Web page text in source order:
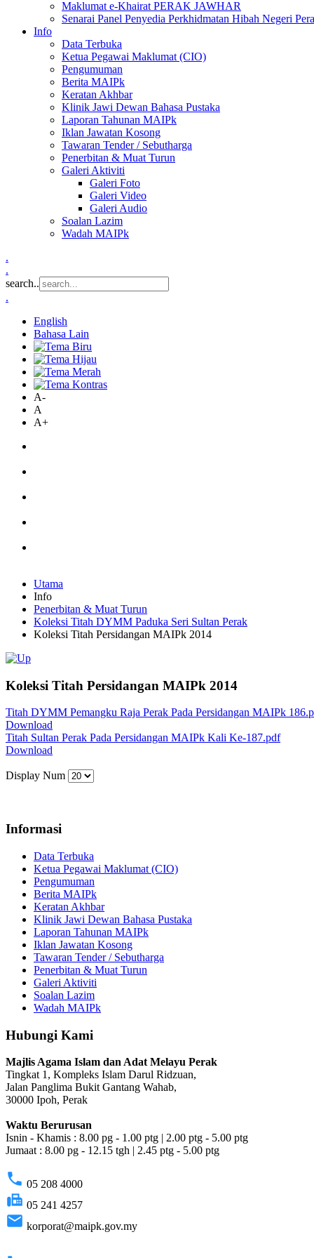
Maklumat e-Khairat PERAK JAWHAR
Senarai Panel Penyedia Perkhidmatan Hibah Negeri
Info
Data Terbuka
Ketua Pegawai Maklumat (CIO)
Pengumuman
Berita MAIPk
Keratan Akhbar
Klinik Jawi Dewan Bahasa Pustaka
Laporan Tahunan MAIPk
Iklan Jawatan Kosong
Tawaran Tender / Sebutharga
Penerbitan & Muat Turun
Galeri Aktiviti
Galeri Foto
Galeri Video
Galeri Audio
Soalan Lazim
Wadah MAIPk
.
.
search..
.
English
Bahasa Lain
A-
A
A+
Utama
Info
Penerbitan & Muat Turun
Koleksi Titah DYMM Paduka Seri Sultan Perak
Koleksi Titah Persidangan MAIPk 2014
Koleksi Titah Persidangan MAIPk 2014
Titah DYMM Pemangku Raja Perak Pada Persidangan MAIPk
Download
Titah Sultan Perak Pada Persidangan MAIPk Kali Ke-187.pdf
Download
Display Num
Informasi
Data Terbuka
Ketua Pegawai Maklumat (CIO)
Pengumuman
Berita MAIPk
Keratan Akhbar
Klinik Jawi Dewan Bahasa Pustaka
Laporan Tahunan MAIPk
Iklan Jawatan Kosong
Tawaran Tender / Sebutharga
Penerbitan & Muat Turun
Galeri Aktiviti
Soalan Lazim
Wadah MAIPk
Hubungi Kami
Majlis Agama Islam dan Adat Melayu Perak
Tingkat 1, Kompleks Islam Darul Ridzuan,
Jalan Panglima Bukit Gantang Wahab,
30000 Ipoh, Perak
Waktu Berurusan
Isnin - Khamis : 8.00 pg - 1.00 ptg | 2.00 ptg - 5.00 ptg
Jumaat : 8.00 pg - 12.15 tgh | 2.45 ptg - 5.00 ptg
phone 05 208 4000
fax 05 241 4257
email korporat@maipk.gov.my